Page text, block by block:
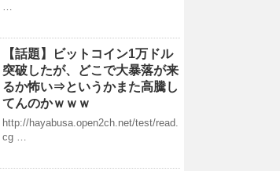
…
【話題】ビットコイン1万ドル
突破したが、どこで大暴落が来
るか怖い⇒というかまた高騰し
てんのかｗｗｗ
http://hayabusa.open2ch.net/test/read.
cg …